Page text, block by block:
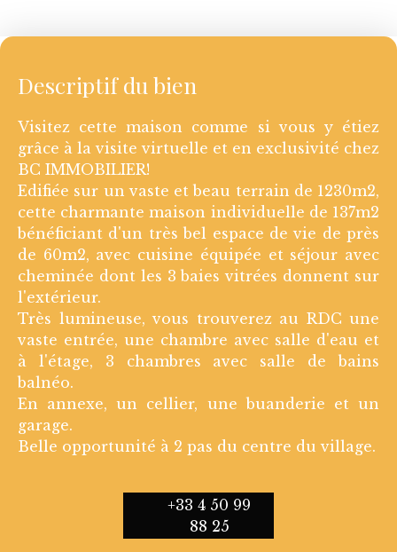
Descriptif du bien
Visitez cette maison comme si vous y étiez
grâce à la visite virtuelle et en exclusivité chez
BC IMMOBILIER!
Edifiée sur un vaste et beau terrain de 1230m2,
cette charmante maison individuelle de 137m2
bénéficiant d'un très bel espace de vie de près
de 60m2, avec cuisine équipée et séjour avec
cheminée dont les 3 baies vitrées donnent sur
l'extérieur.
Très lumineuse, vous trouverez au RDC une
vaste entrée, une chambre avec salle d'eau et
à l'étage, 3 chambres avec salle de bains
balnéo.
En annexe, un cellier, une buanderie et un
garage.
Belle opportunité à 2 pas du centre du village.
+33 4 50 99
88 25